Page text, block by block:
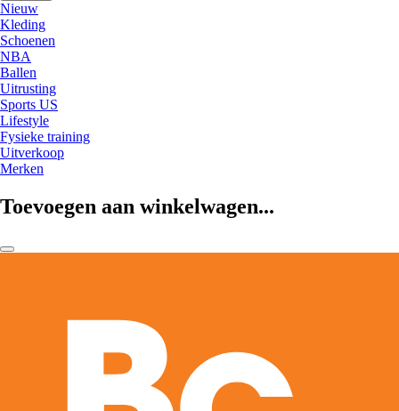
Nieuw
Kleding
Schoenen
NBA
Ballen
Uitrusting
Sports US
Lifestyle
Fysieke training
Uitverkoop
Merken
Toevoegen aan winkelwagen...